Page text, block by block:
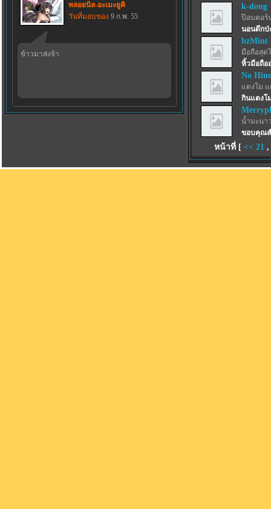
พลอยนิล-อะเมะยูคิ
วันที่มอบของ 9 ก.พ. 55
ข้าวมาส่งจ้า
k-dong
ป๊อบคอร์
นอนดึกป่
bzMint
มือถือสุด
หิ้วมือถือ
No Hine
แตงโม
กินแตงโ
น้ำมะนา
ขอบคุณส
หน้าที่ [ << 21 ,